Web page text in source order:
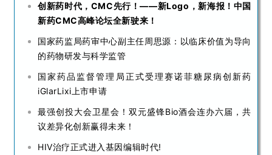
创新药时代，CMC先行！——新Logo，新海报！中国
新药CMC高峰论坛全新驶来！
国家药监局药审中心副主任周思源：以临床价值为导向
的药物研发与科学监管
国家药品监督管理局正式受理赛诺菲糖尿病创新药
iGlarLixi上市申请
最强创投大会卫星会！双元盛锋Bio酒会连办六届，共
议差异化创新赢得未来！
HIV治疗正式进入基因编辑时代!